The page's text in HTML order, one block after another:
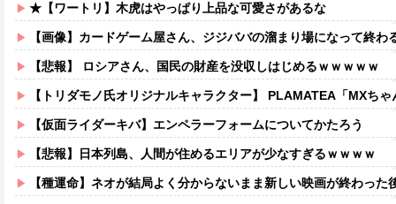
★【ワートリ】木虎はやっぱり上品な可愛さがあるな
【画像】カードゲーム屋さん、ジジババの溜まり場になって終
【悲報】 ロシアさん、国民の財産を没収しはじめるｗｗｗｗｗ
【トリダモノ氏オリジナルキャラクター】 PLAMATEA「MXちゃん
【仮面ライダーキバ】エンペラーフォームについてかたろう
【悲報】日本列島、人間が住めるエリアが少なすぎるｗｗｗｗ
【種運命】ネオが結局よく分からないまま新しい映画が終わった